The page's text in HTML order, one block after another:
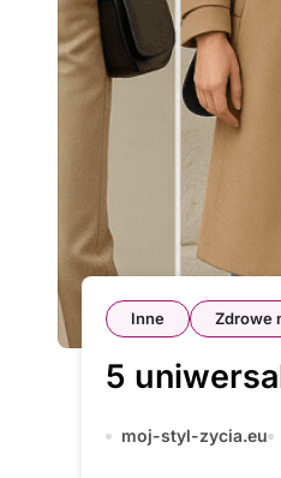
Inne Zdrowe
5
moj-styl-zycia.eu